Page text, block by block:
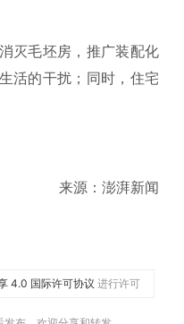
灭毛坯房，推广装配化
活的干扰；同时，住宅
来源：澎湃新闻
4.0 国际许可协议 进行许可